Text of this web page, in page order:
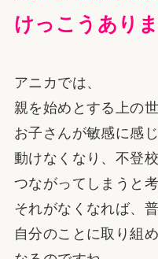
けっこうありま
アニカでは、
親を始めとする上の
お子さんが敏感に感
動けなくなり、不登
つながってしまうと
それがなくなれば、
自分のことに取り組